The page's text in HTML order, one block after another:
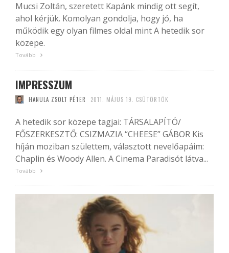
Mucsi Zoltán, szeretett Kapánk mindig ott segít,
ahol kérjük. Komolyan gondolja, hogy jó, ha
működik egy olyan filmes oldal mint A hetedik sor
közepe.
Tovább
IMPRESSZUM
HANULA ZSOLT PÉTER 2011. MÁJUS 19. CSÜTÖRTÖK
A hetedik sor közepe tagjai: TÁRSALAPÍTÓ/
FŐSZERKESZTŐ: CSIZMAZIA “CHEESE” GÁBOR Kis
híján moziban születtem, választott nevelőapáim:
Chaplin és Woody Allen. A Cinema Paradisót látva...
Tovább